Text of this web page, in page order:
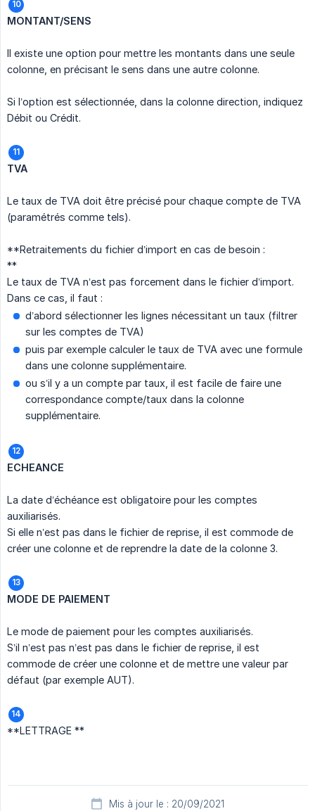
MONTANT/SENS
Il existe une option pour mettre les montants dans une seule
colonne, en précisant le sens dans une autre colonne.
Si l’option est sélectionnée, dans la colonne direction, indiquez
Débit ou Crédit.
TVA
Le taux de TVA doit être précisé pour chaque compte de TVA
(paramétrés comme tels).
**Retraitements du fichier d’import en cas de besoin :
**
Le taux de TVA n’est pas forcement dans le fichier d’import.
Dans ce cas, il faut :
d’abord sélectionner les lignes nécessitant un taux (filtrer
sur les comptes de TVA)
puis par exemple calculer le taux de TVA avec une formule
dans une colonne supplémentaire.
ou s’il y a un compte par taux, il est facile de faire une
correspondance compte/taux dans la colonne
supplémentaire.
ECHEANCE
La date d’échéance est obligatoire pour les comptes
auxiliarisés.
Si elle n’est pas dans le fichier de reprise, il est commode de
créer une colonne et de reprendre la date de la colonne 3.
MODE DE PAIEMENT
Le mode de paiement pour les comptes auxiliarisés.
S’il n’est pas n’est pas dans le fichier de reprise, il est
commode de créer une colonne et de mettre une valeur par
défaut (par exemple AUT).
**LETTRAGE **
Mis à jour le : 20/09/2021